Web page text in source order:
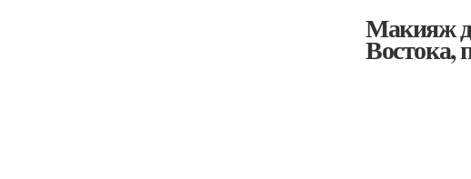
Макияж